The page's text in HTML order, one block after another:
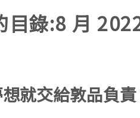
目錄:8 月
就交給敦品負責